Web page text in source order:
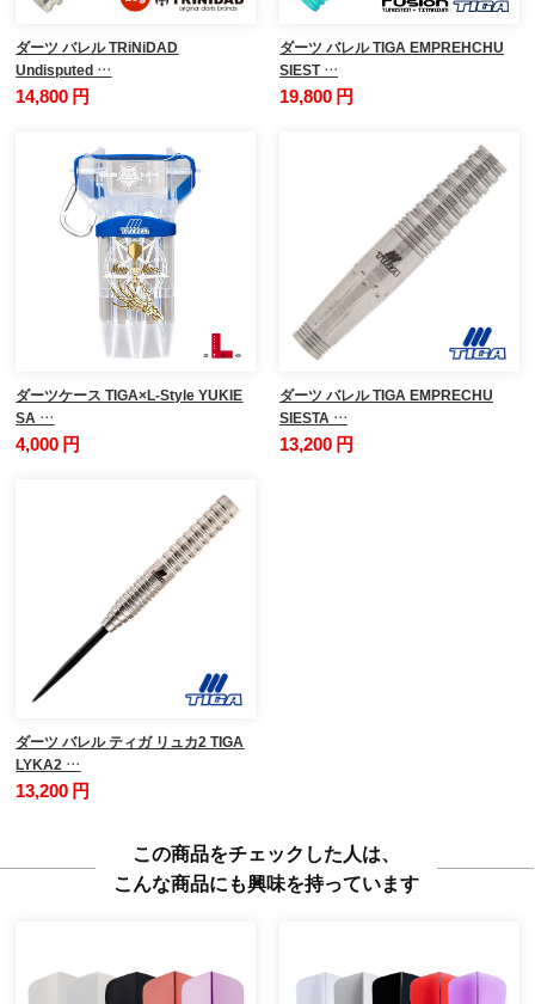
ダーツ バレル TRiNiDAD
Undisputed …
14,800 円
ダーツ バレル TIGA EMPREHCHU
SIEST …
19,800 円
ダーツケース TIGA×L-Style YUKIE
SA …
4,000 円
ダーツ バレル TIGA EMPRECHU
SIESTA …
13,200 円
ダーツ バレル ティガ リュカ2 TIGA
LYKA2 …
13,200 円
この商品をチェックした人は、
こんな商品にも興味を持っています